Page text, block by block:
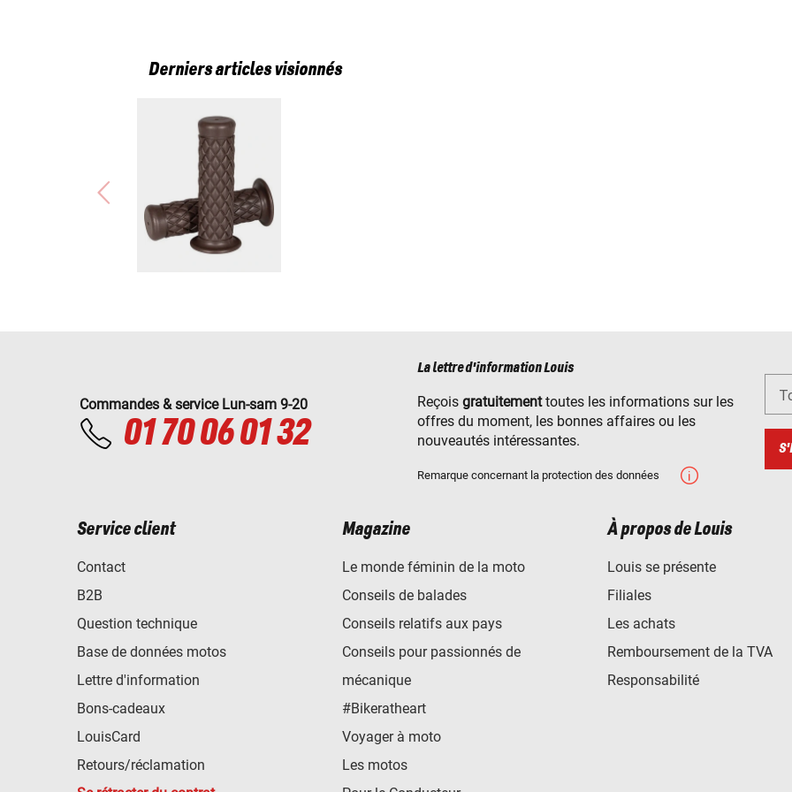
Derniers articles visionnés
Commandes & service Lun-sam 9-20
01 70 06 01 32
La lettre d'information Louis
Reçois gratuitementtoutes les informations sur les
offres du moment, les bonnes affaires ou les
nouveautés intéressantes.
Remarque concernant la protection des données
Service client
Contact
B2B
Question technique
Base de données motos
Lettre d'information
Bons-cadeaux
LouisCard
Retours/réclamation
Magazine
Le monde féminin de la moto
Conseils de balades
Conseils relatifs aux pays
Conseils pour passionnés de
mécanique
#Bikeratheart
Voyager à moto
Les motos
À propos de Louis
Louis se présente
Filiales
Les achats
Remboursement de la TVA
Responsabilité